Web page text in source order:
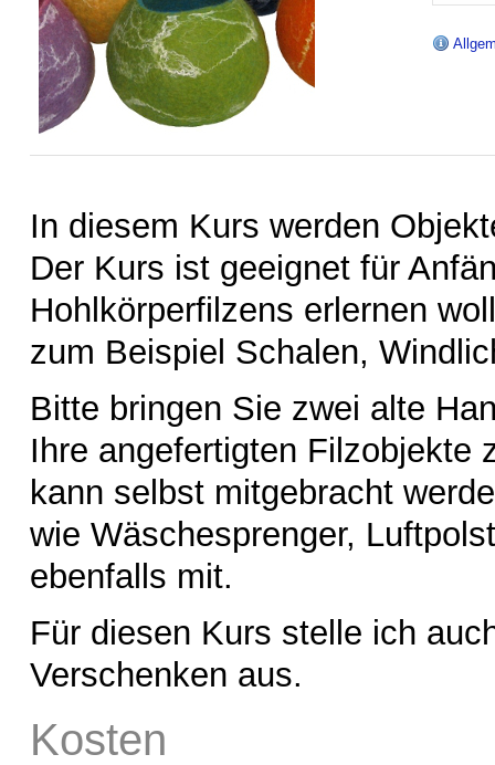
In diesem Kurs werden
Der Kurs ist geeignet für
Hohlkörperfilzens erlernen
zum Beispiel Schalen,
Bitte bringen Sie zwei alte
Ihre angefertigten Filzobjekte
kann selbst mitgebracht
wie Wäschesprenger,
ebenfalls mit.
Für diesen Kurs stelle ich
Verschenken aus.
Kosten